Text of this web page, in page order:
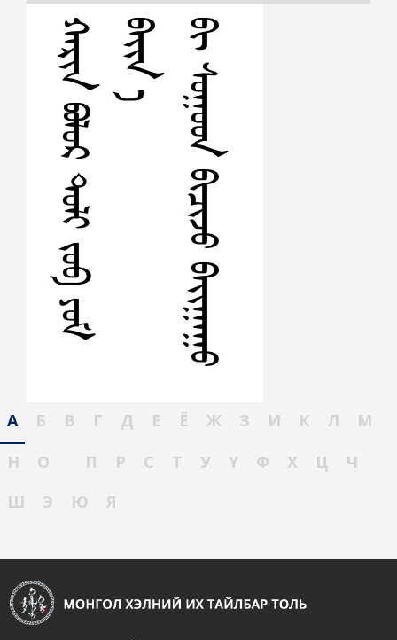
А Б В Г Д Е Ё Ж З И К Л
М
Н
О П Р С Т У Ү Ф Х Ц
Ч
Ш
Э Ю Я